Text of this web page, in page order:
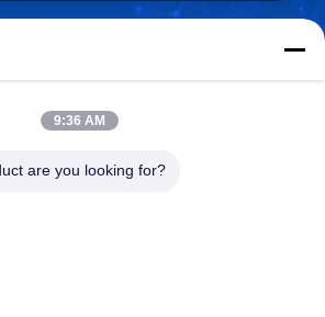
9:36 AM
are you looking for?